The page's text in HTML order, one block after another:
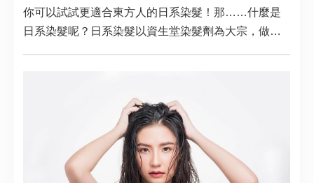
你可以試試更適合東方人的日系染髮！那……什麼是
日系染髮呢？日系染髮以資生堂染髮劑為大宗，做為